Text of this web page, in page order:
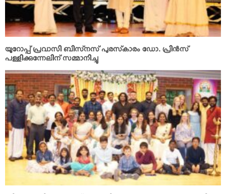
യൂറോപ്പ് പ്രവാസി ബിസ്‌നസ് പുരസ്‌കാരം ഡോ. പ്രിന്‍സ്
പള്ളിക്കുന്നേലിന് സമ്മാനിച്ചു